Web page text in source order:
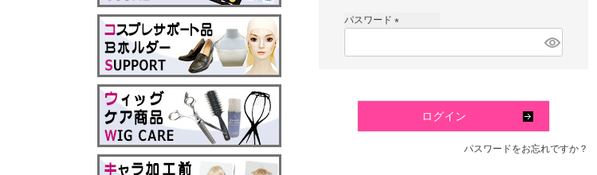
パスワード
必
ログイン
パスワードをお忘れですか？